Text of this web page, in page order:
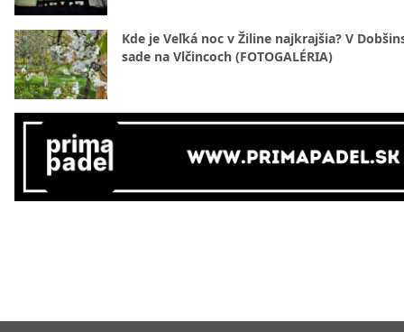
Kde je Veľká noc v Žiline najkrajšia? V
sade na Vlčincoch (FOTOGALÉRIA)